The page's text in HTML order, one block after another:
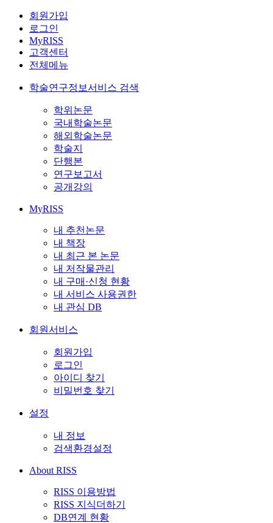
회원가입
로그인
MyRISS
고객센터
전체메뉴
학술연구정보서비스 검색
학위논문
국내학술논문
해외학술논문
학술지
단행본
연구보고서
공개강의
MyRISS
내 추천논문
내 책장
내 최근 본 논문
내 저작물관리
내 구매·신청 현황
내 서비스 사용권한
내 관심 DB
회원서비스
회원가입
로그인
아이디 찾기
비밀번호 찾기
설정
내 정보
검색환경설정
About RISS
RISS 이용방법
RISS 지식더하기
DB연계 현황